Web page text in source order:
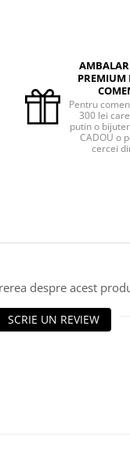
PREMIUM
Pentru
300 lei
putin o
CADOU o
cercei
despre acest
SCRIE UN REVIEW